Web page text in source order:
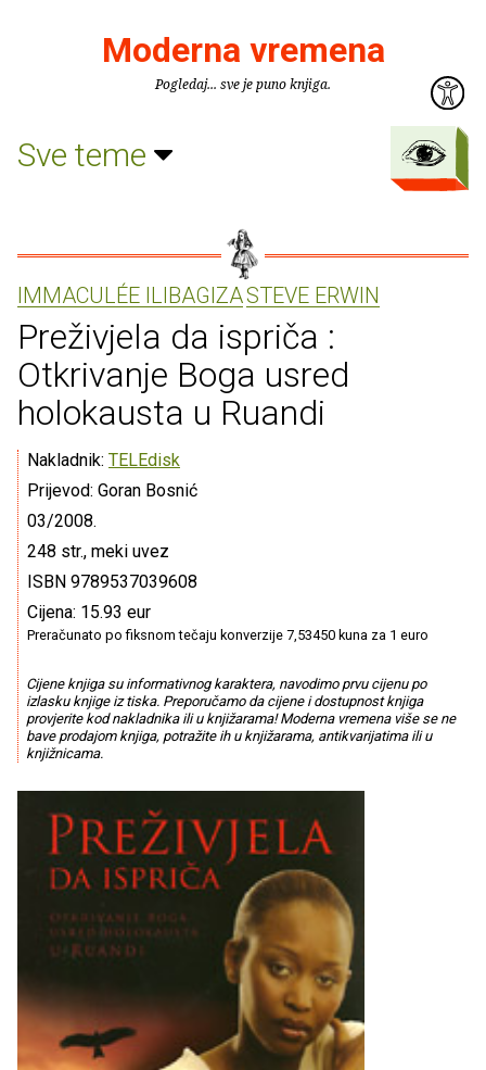
Moderna vremena
Pogledaj... sve je puno knjiga.
Sve teme
IMMACULÉE ILIBAGIZASTEVE ERWIN
Preživjela da ispriča :
Otkrivanje Boga usred
holokausta u Ruandi
Nakladnik: TELEdisk
Prijevod: Goran Bosnić
03/2008.
248 str., meki uvez
ISBN 9789537039608
Cijena: 15.93 eur
Preračunato po fiksnom tečaju konverzije 7,53450 kuna za 1 euro
Cijene knjiga su informativnog karaktera, navodimo prvu cijenu po
izlasku knjige iz tiska. Preporučamo da cijene i dostupnost knjiga
provjerite kod nakladnika ili u knjižarama! Moderna vremena više se ne
bave prodajom knjiga, potražite ih u knjižarama, antikvarijatima ili u
knjižnicama.